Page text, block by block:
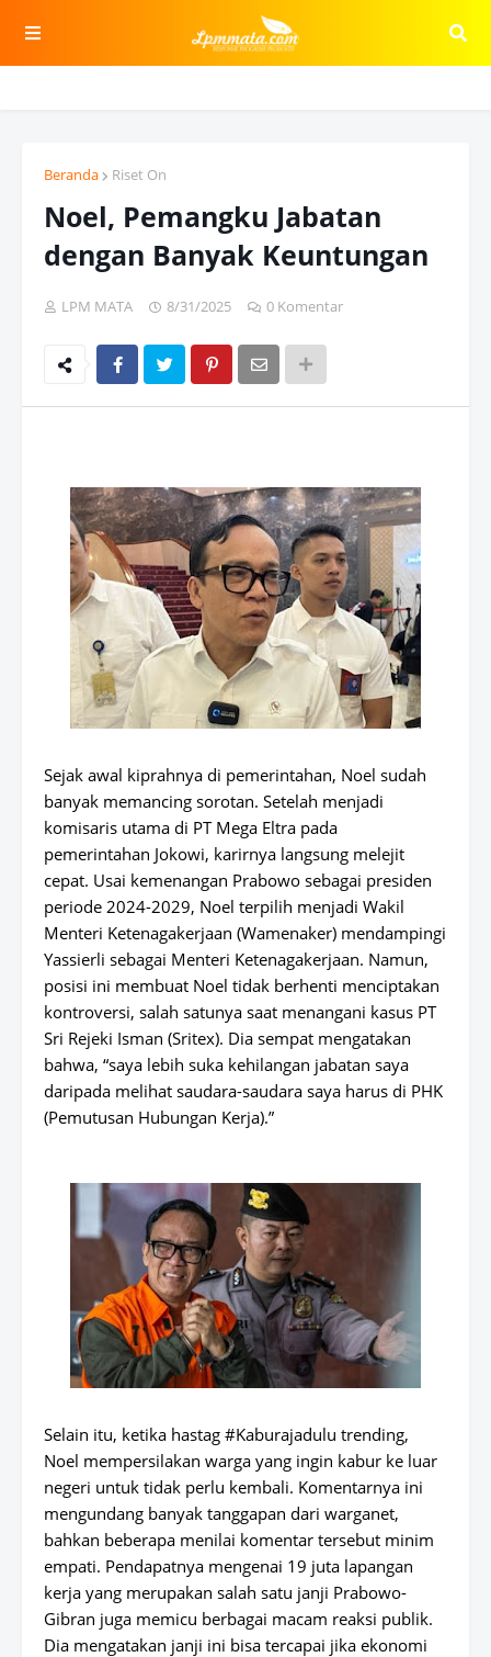
Beranda Riset On
Noel, Pemangku Jabatan
dengan Banyak Keuntungan
LPM MATA 8/31/2025 0 Komentar
Sejak awal kiprahnya di pemerintahan, Noel sudah
banyak memancing sorotan. Setelah menjadi
komisaris utama di PT Mega Eltra pada
pemerintahan Jokowi, karirnya langsung melejit
cepat. Usai kemenangan Prabowo sebagai presiden
periode 2024-2029, Noel terpilih menjadi Wakil
Menteri Ketenagakerjaan (Wamenaker) mendampingi
Yassierli sebagai Menteri Ketenagakerjaan. Namun,
posisi ini membuat Noel tidak berhenti menciptakan
kontroversi, salah satunya saat menangani kasus PT
Sri Rejeki Isman (Sritex). Dia sempat mengatakan
bahwa, “saya lebih suka kehilangan jabatan saya
daripada melihat saudara-saudara saya harus di PHK
(Pemutusan Hubungan Kerja).”
Selain itu, ketika hastag #Kaburajadulu trending,
Noel mempersilakan warga yang ingin kabur ke luar
negeri untuk tidak perlu kembali. Komentarnya ini
mengundang banyak tanggapan dari warganet,
bahkan beberapa menilai komentar tersebut minim
empati. Pendapatnya mengenai 19 juta lapangan
kerja yang merupakan salah satu janji Prabowo-
Gibran juga memicu berbagai macam reaksi publik.
Dia mengatakan janji ini bisa tercapai jika ekonomi